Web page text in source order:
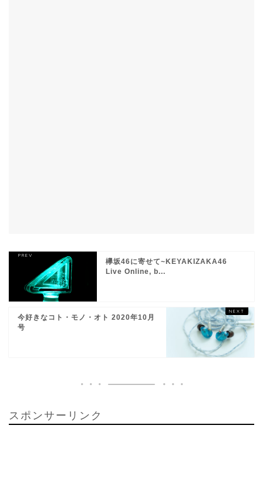
欅坂46に寄せて~KEYAKIZAKA46
Live Online, b...
今好きなコト・モノ・オト 2020年10月
号
スポンサーリンク